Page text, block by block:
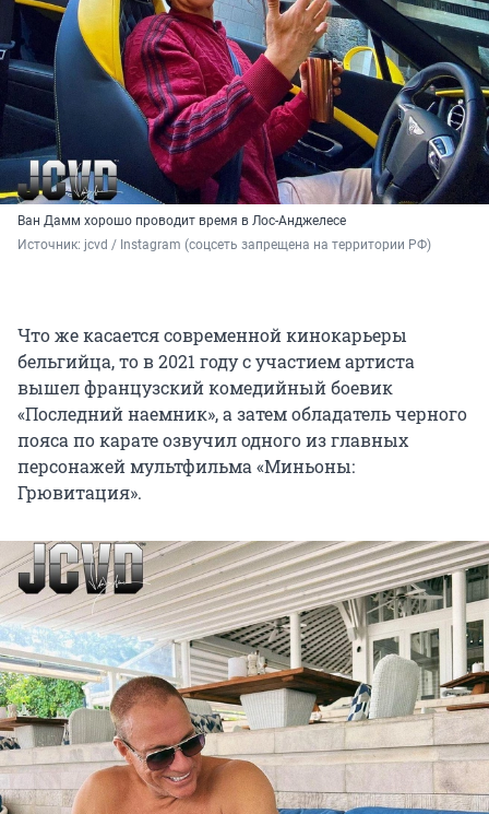
Ван Дамм хорошо проводит время в Лос-Анджелесе
Источник: jcvd / Instagram (соцсеть запрещена на территории РФ)
Что же касается современной кинокарьеры
бельгийца, то в 2021 году с участием артиста
вышел французский комедийный боевик
«Последний наемник», а затем обладатель черного
пояса по карате озвучил одного из главных
персонажей мультфильма «Миньоны:
Грювитация».